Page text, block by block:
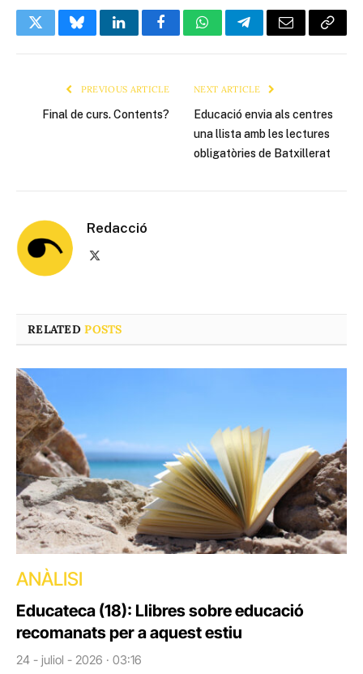
TwitterBlueskyLinkedInFacebookWhatsAppTelegramEmail Copy
PREVIOUS ARTICLE
Final de curs. Contents?
NEXT ARTICLE
Educació envia als centres
una llista amb les lectures
obligatòries de Batxillerat
Redacció
RELATEDPOSTS
ANÀLISI
Educateca (18): Llibres sobre educació
recomanats per a aquest estiu
24 - juliol - 2026 · 03:16